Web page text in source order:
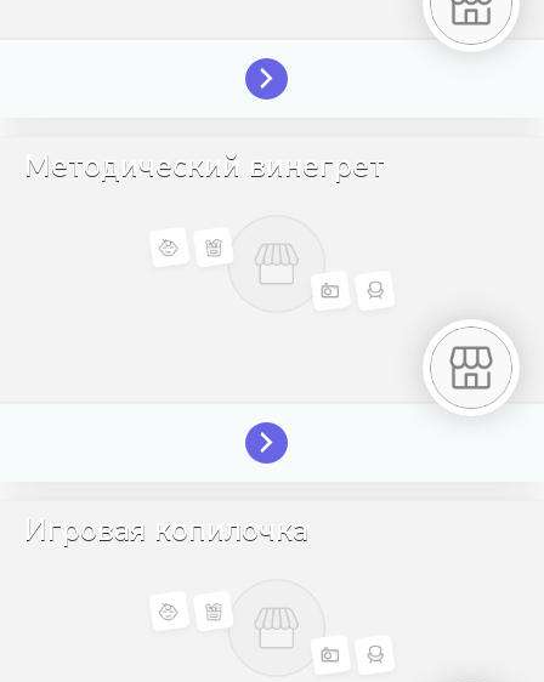
Методический винегрет
Игровая копилочка